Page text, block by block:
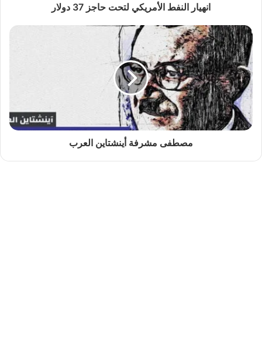
انهيار النفط الأمريكي لتحت حاجز 37 دولار
مصطفى مشرفة أينشتاين العرب